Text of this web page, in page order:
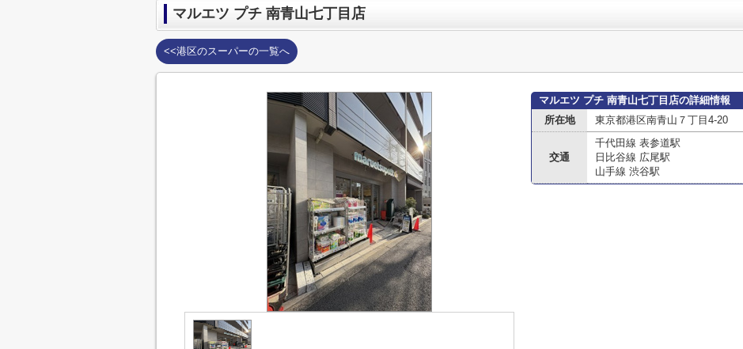
マルエツ プチ 南青山七丁目店
<<港区のスーパーの一覧へ
マルエツ プチ 南青山七丁目店の詳細情報
所在地
東京都港区南青山７丁目4-20
交通
千代田線 表参道駅
日比谷線 広尾駅
山手線 渋谷駅